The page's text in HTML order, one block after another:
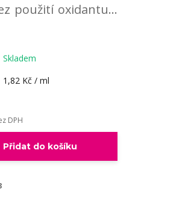
použití oxidantu...
Skladem
1,82 Kč / ml
DPH
Přidat do košíku